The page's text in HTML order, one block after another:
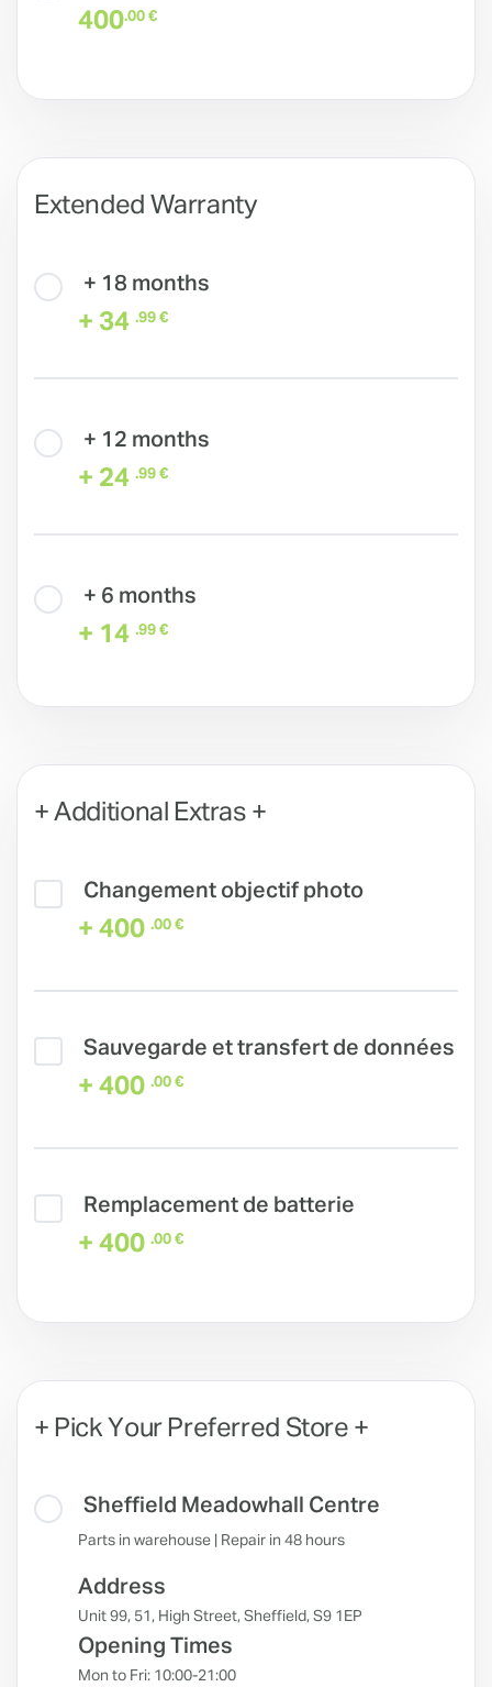
400.00 €
Extended Warranty
+ 18 months
+ 34 .99 €
+ 12 months
+ 24 .99 €
+ 6 months
+ 14 .99 €
+ Additional Extras +
Changement objectif photo
+ 400 .00 €
Sauvegarde et transfert de données
+ 400 .00 €
Remplacement de batterie
+ 400 .00 €
+ Pick Your Preferred Store +
Sheffield Meadowhall Centre
Parts in warehouse | Repair in 48 hours
Address
Unit 99, 51, High Street, Sheffield, S9 1EP
Opening Times
Mon to Fri: 10:00-21:00